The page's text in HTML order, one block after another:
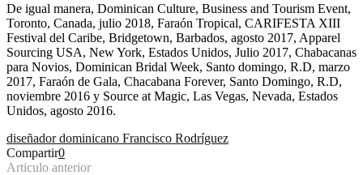
De igual manera, Dominican Culture, Business and Tourism Event,
Toronto, Canada, julio 2018, Faraón Tropical, CARIFESTA XIII
Festival del Caribe, Bridgetown, Barbados, agosto 2017, Apparel
Sourcing USA, New York, Estados Unidos, Julio 2017, Chabacanas
para Novios, Dominican Bridal Week, Santo domingo, R.D, marzo
2017, Faraón de Gala, Chacabana Forever, Santo Domingo, R.D,
noviembre 2016 y Source at Magic, Las Vegas, Nevada, Estados
Unidos, agosto 2016.
diseñador dominicano Francisco Rodríguez
Compartir0
Articulo anterior